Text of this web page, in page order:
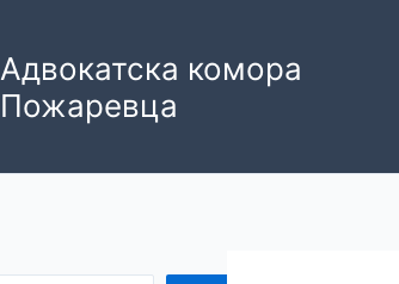
Адвокатска комора
Пожаревца